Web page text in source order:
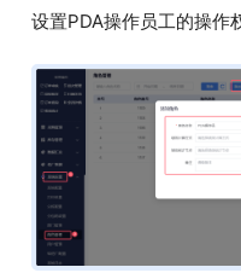
设置PDA操作员工的操作